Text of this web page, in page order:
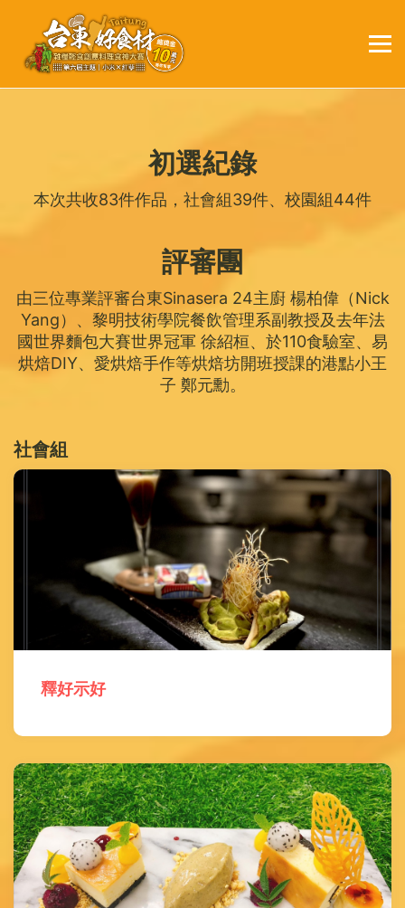
初選紀錄
本次共收83件作品，社會組39件、校園組44件
評審團
由三位專業評審台東Sinasera 24主廚 楊柏偉（Nick
Yang）、黎明技術學院餐飲管理系副教授及去年法
國世界麵包大賽世界冠軍 徐紹桓、於110食驗室、易
烘焙DIY、愛烘焙手作等烘焙坊開班授課的港點小王
子 鄭元勳。
社會組
釋好示好